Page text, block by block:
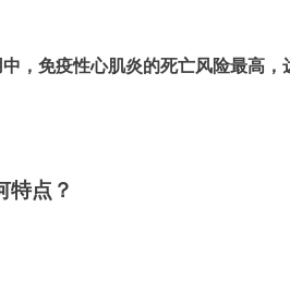
，免疫性心肌炎的死亡风险最高，
特点？